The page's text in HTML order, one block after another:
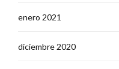
enero 2021
diciembre 2020